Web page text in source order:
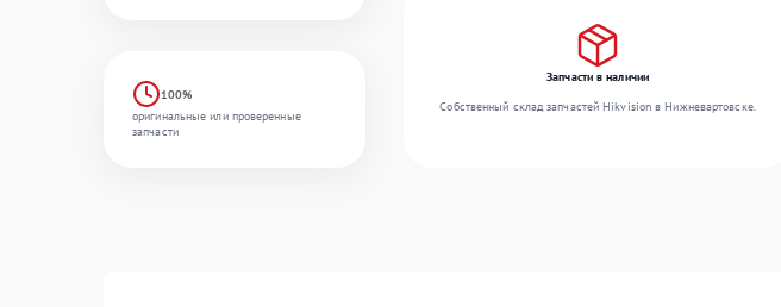
100%
оригинальные или проверенные
запчасти
Запчасти в наличии
Собственный склад запчастей Hikvision в Нижневартовске.